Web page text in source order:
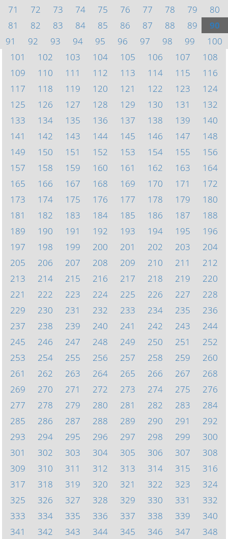
71
72 73 74 75 76 77 78 79
80
81
82 83 84 85 86 87 88 89
90
91
92 93 94 95 96 97 98 99
100
101
102 103 104 105 106 107
108
109
110 111 112 113 114 115
116
117
118 119 120 121 122 123
124
125
126 127 128 129 130 131
132
133
134 135 136 137 138 139
140
141
142 143 144 145 146 147
148
149
150 151 152 153 154 155
156
157
158 159 160 161 162 163
164
165
166 167 168 169 170 171
172
173
174 175 176 177 178 179
180
181
182 183 184 185 186 187
188
189
190 191 192 193 194 195
196
197
198 199 200 201 202 203
204
205
206 207 208 209 210 211
212
213
214 215 216 217 218 219
220
221
222 223 224 225 226 227
228
229
230 231 232 233 234 235
236
237
238 239 240 241 242 243
244
245
246 247 248 249 250 251
252
253
254 255 256 257 258 259
260
261
262 263 264 265 266 267
268
269
270 271 272 273 274 275
276
277
278 279 280 281 282 283
284
285
286 287 288 289 290 291
292
293
294 295 296 297 298 299
300
301
302 303 304 305 306 307
308
309
310 311 312 313 314 315
316
317
318 319 320 321 322 323
324
325
326 327 328 329 330 331
332
333
334 335 336 337 338 339
340
341
342 343 344 345 346 347 348